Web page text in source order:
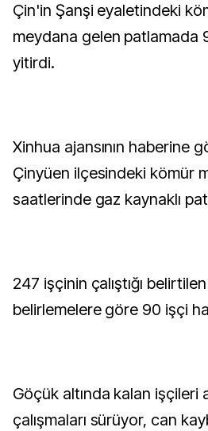
Çin'in Şanşi eyaletindeki kömür madeninde
meydana gelen patlamada
yitirdi.
Xinhua ajansının haberine
Çinyüen ilçesindeki kömür
saatlerinde gaz kaynaklı
247 işçinin çalıştığı
belirlemelere göre 90 işçi
Göçük altında kalan işçileri
çalışmaları sürüyor, can